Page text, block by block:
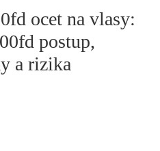
ocet na vlasy:
postup,
a rizika